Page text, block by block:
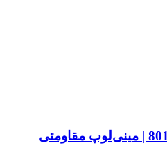
کش لوپ مچ‌بنددار مدل 8017 | مینی‌لوپ مقاومتی